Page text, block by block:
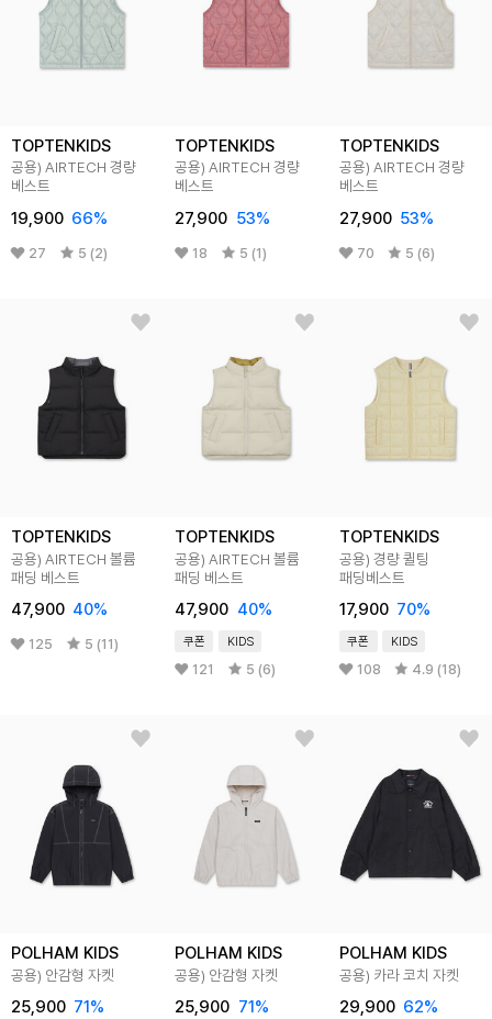
TOPTENKIDS
공용) AIRTECH 경량
베스트
19,900 66%
27 5 (2)
TOPTENKIDS
공용) AIRTECH 경량
베스트
27,900 53%
18 5 (1)
TOPTENKIDS
공용) AIRTECH 경량
베스트
27,900 53%
70 5 (6)
TOPTENKIDS
공용) AIRTECH 볼륨
패딩 베스트
47,900 40%
125 5 (11)
TOPTENKIDS
공용) AIRTECH 볼륨
패딩 베스트
47,900 40%
쿠폰 KIDS
121 5 (6)
TOPTENKIDS
공용) 경량 퀼팅
패딩베스트
17,900 70%
쿠폰 KIDS
108 4.9 (18)
POLHAM KIDS
공용) 안감형 자켓
25,900 71%
POLHAM KIDS
공용) 안감형 자켓
25,900 71%
POLHAM KIDS
공용) 카라 코치 자켓
29,900 62%